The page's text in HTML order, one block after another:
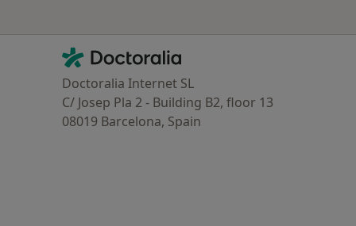
Contacto
Doctoralia - Homepage
Doctoralia Internet SL
C/ Josep Pla 2 - Building B2, floor 13
08019 Barcelona, Spain